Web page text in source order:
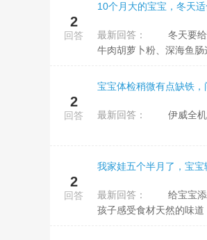
2
回答
10个月大的宝宝，冬天
最新回答：
牛肉胡萝卜粉、深海鱼肠
2
回答
宝宝体检稍微有点缺铁
最新回答： 伊威全机能
2
回答
我家娃五个半月了，宝
最新回答：
孩子感受食材天然的味道